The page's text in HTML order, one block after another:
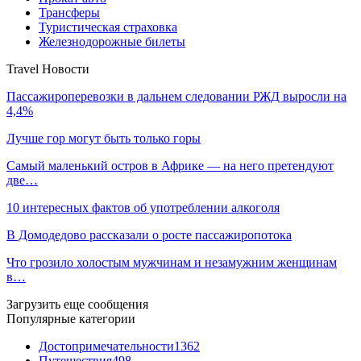
Трансферы
Туристическая страховка
Железнодорожные билеты
Travel Новости
Пассажироперевозки в дальнем следовании РЖД выросли на
4,4%
Лучше гор могут быть только горы
Самый маленький остров в Африке — на него претендуют
две…
10 интересных фактов об употреблении алкоголя
В Домодедово рассказали о росте пассажиропотока
Что грозило холостым мужчинам и незамужним женщинам
в…
Загрузить еще сообщения
Популярные категории
Достопримечательности1362